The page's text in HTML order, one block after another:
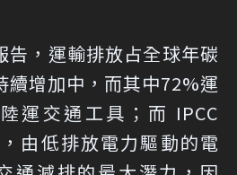
告，運輸排放占全球年碳
續增加中，而其中72%運
運交通工具；而 IPCC
由低排放電力驅動的電